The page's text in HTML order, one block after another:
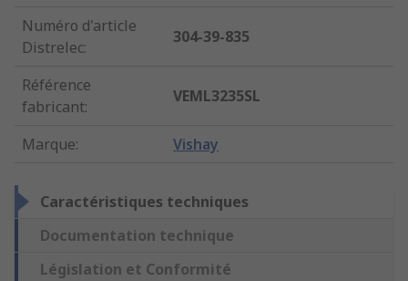
Numéro d'article
Distrelec:
304-39-835
Référence
fabricant:
VEML3235SL
Marque: Vishay
Caractéristiques techniques
Documentation technique
Législation et Conformité